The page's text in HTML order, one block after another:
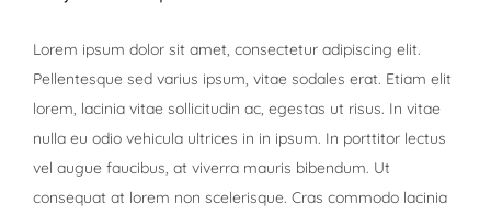
Lorem ipsum dolor sit amet, consectetur adipiscing elit.
Pellentesque sed varius ipsum, vitae sodales erat. Etiam elit
lorem, lacinia vitae sollicitudin ac, egestas ut risus. In vitae
nulla eu odio vehicula ultrices in in ipsum. In porttitor lectus
vel augue faucibus, at viverra mauris bibendum. Ut
consequat at lorem non scelerisque. Cras commodo lacinia